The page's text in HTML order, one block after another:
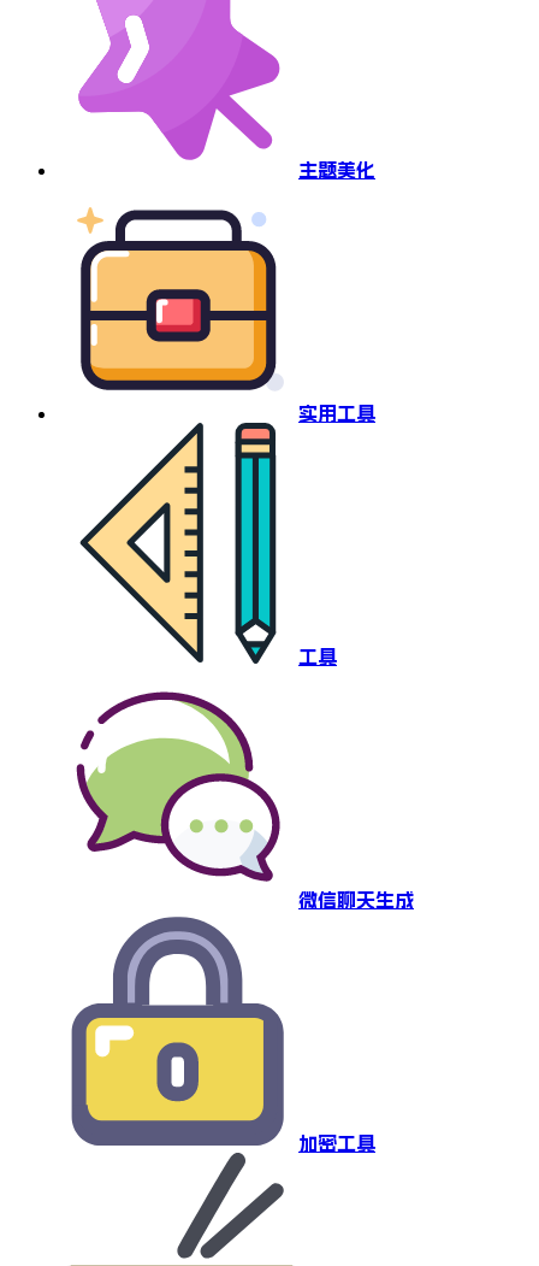
主题美化
实用工具
工具
微信聊天生成
加密工具